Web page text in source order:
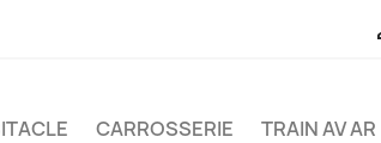
CARROSSERIE TRAIN AV AR